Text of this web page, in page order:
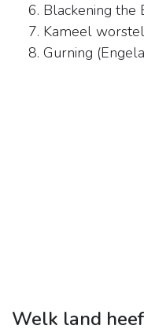
Blackening the
Kameel
Gurning
Welk land